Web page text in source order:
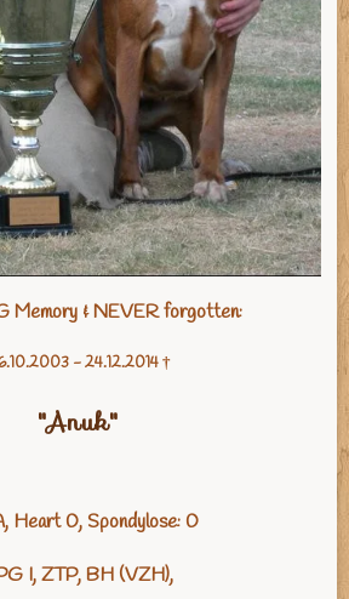
Memory & NEVER forgotten:
- 24.12.2014 †
"Anuk"
Heart 0, Spondylose: 0
I, ZTP, BH (VZH),